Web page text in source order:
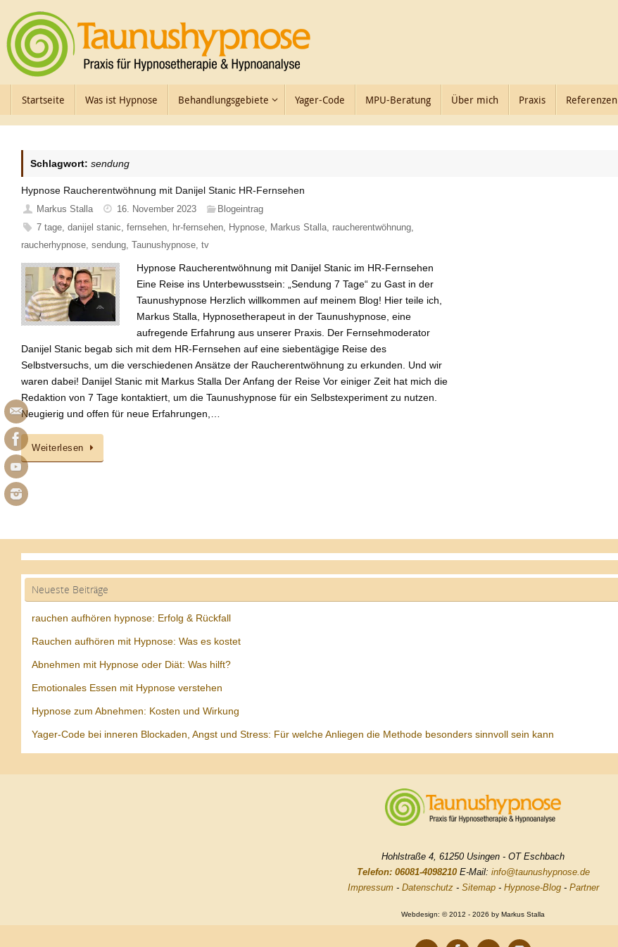
Inhalt
springen
InhaltStartseite Was ist Hypnose Behandlungsgebiete Yager-Code MPU-Beratung Über mich Praxis Referenzen
Schlagwort: sendung
Hypnose Raucherentwöhnung mit Danijel Stanic HR-Fernsehen
Markus Stalla 16. November 2023
Blogeintrag
7 tage,danijel stanic,fernsehen, hr-fernsehen, Hypnose, Markus Stalla, raucherentwöhnung,
raucherhypnose, sendung, Taunushypnose, tv
Hypnose Raucherentwöhnung mit Danijel Stanic im HR-Fernsehen
Eine Reise ins Unterbewusstsein: „Sendung 7 Tage“ zu Gast in der
Taunushypnose Herzlich willkommen auf meinem Blog! Hier teile ich,
Markus Stalla, Hypnosetherapeut in der Taunushypnose, eine
aufregende Erfahrung aus unserer Praxis. Der Fernsehmoderator
Danijel Stanic begab sich mit dem HR-Fernsehen auf eine siebentägige Reise des
Selbstversuchs, um die verschiedenen Ansätze der Raucherentwöhnung zu erkunden. Und wir
waren dabei! Danijel Stanic mit Markus Stalla Der Anfang der Reise Vor einiger Zeit hat mich die
Redaktion von 7 Tage kontaktiert, um die Taunushypnose für ein Selbstexperiment zu nutzen.
Neugierig und offen für neue Erfahrungen,…
Weiterlesen
Neueste Beiträge
rauchen aufhören hypnose: Erfolg & Rückfall
Rauchen aufhören mit Hypnose: Was es kostet
Abnehmen mit Hypnose oder Diät: Was hilft?
Emotionales Essen mit Hypnose verstehen
Hypnose zum Abnehmen: Kosten und Wirkung
Yager-Code bei inneren Blockaden, Angst und Stress: Für welche Anliegen die Methode besonders sinnvoll sein kann
Hohlstraße 4, 61250 Usingen - OT Eschbach
Telefon: 06081-4098210E-Mail: info@taunushypnose.de
Impressum- Datenschutz- Sitemap- Hypnose-Blog- Partner
Webdesign: © 2012 - 2026 by Markus Stalla